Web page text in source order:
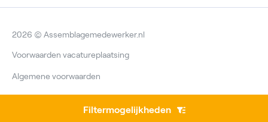
Filtermogelijkheden
2026 © Assemblagemedewerker.nl
Voorwaarden vacatureplaatsing
Algemene voorwaarden
Privacyverklaring